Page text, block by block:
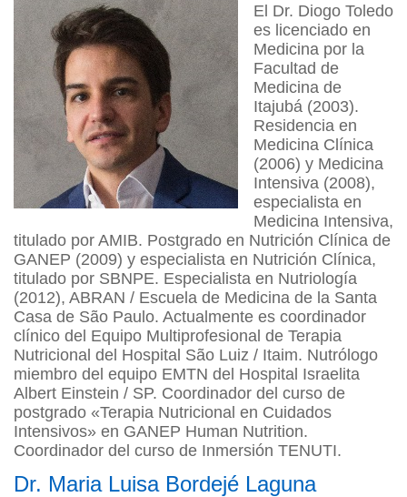
El Dr. Diogo Toledo
es licenciado en
Medicina por la
Facultad de
Medicina de
Itajubá (2003).
Residencia en
Medicina Clínica
(2006) y Medicina
Intensiva (2008),
especialista en
Medicina Intensiva,
titulado por AMIB. Postgrado en Nutrición Clínica de
GANEP (2009) y especialista en Nutrición Clínica,
titulado por SBNPE. Especialista en Nutriología
(2012), ABRAN / Escuela de Medicina de la Santa
Casa de São Paulo. Actualmente es coordinador
clínico del Equipo Multiprofesional de Terapia
Nutricional del Hospital São Luiz / Itaim. Nutrólogo
miembro del equipo EMTN del Hospital Israelita
Albert Einstein / SP. Coordinador del curso de
postgrado «Terapia Nutricional en Cuidados
Intensivos» en GANEP Human Nutrition.
Coordinador del curso de Inmersión TENUTI.
Dr. Maria Luisa Bordejé Laguna